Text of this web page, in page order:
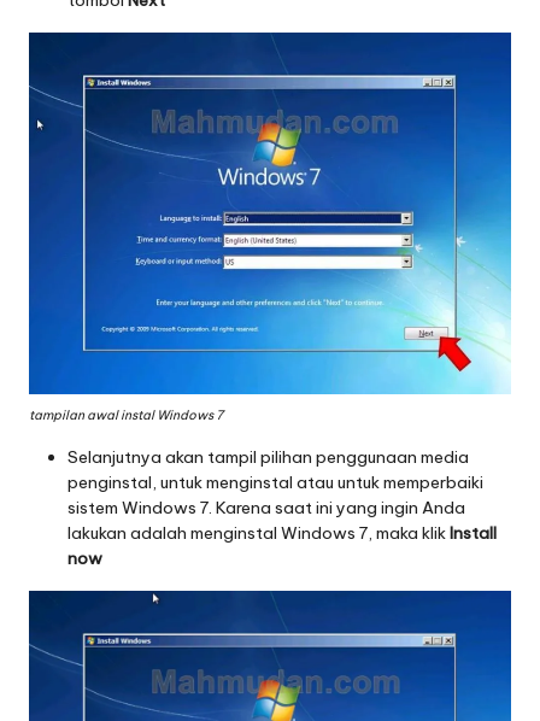
tampilan awal instal Windows 7
Selanjutnya akan tampil pilihan penggunaan media
penginstal, untuk menginstal atau untuk memperbaiki
sistem Windows 7. Karena saat ini yang ingin Anda
lakukan adalah menginstal Windows 7, maka klikInstall
now